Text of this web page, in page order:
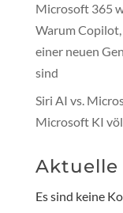
Microsoft 365
Warum
einer neuen
sind
Siri AI vs.
Microsoft KI
Aktuelle
Es sind keine